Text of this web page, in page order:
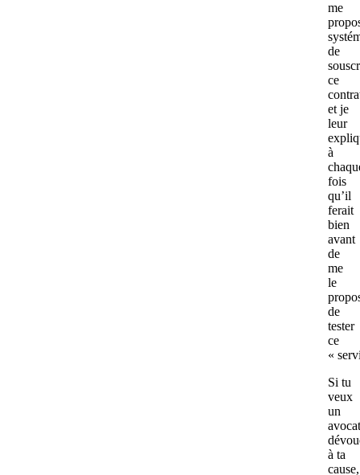
me
de
ce
et je
leur
à
fois
qu’il
ferait
bien
avant
de
me
le
de
tester
ce
«
Si tu
veux
un
avocat
à ta
cause,